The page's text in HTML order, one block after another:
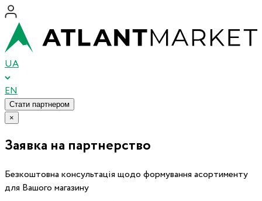
UA
EN
Стати партнером
×
Заявка на партнерство
Безкоштовна консультація щодо формування асортименту
для Вашого магазину